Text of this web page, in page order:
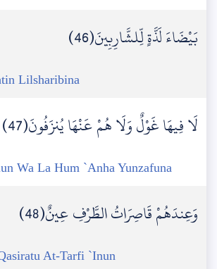
بَيْضَاءَ لَذَّةٍ لِّلشَّارِبِينَ(46)
Lilsharibina
لَا فِيهَا غَوْلٌ وَلَا هُمْ عَنْهَا يُنزَفُونَ(47)
Wa La Hum `Anha Yunzafuna
وَعِندَهُمْ قَاصِرَاتُ الطَّرْفِ عِينٌ(48)
At-Tarfi `Inun